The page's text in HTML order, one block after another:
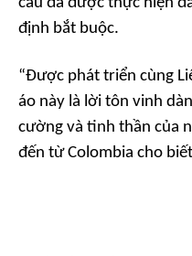
định bắt buộc.
“Được phát triển cùng
áo này là lời tôn vinh
cường và tinh thần của
đến từ Colombia cho